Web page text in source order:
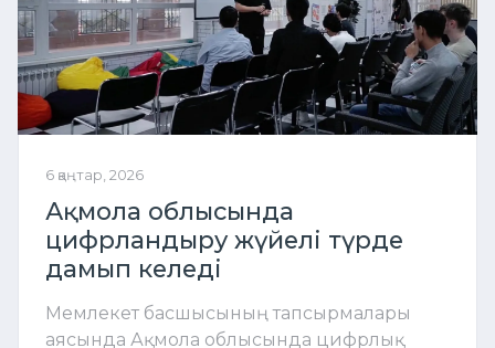
6 қаңтар, 2026
Ақмола облысында
цифрландыру жүйелі түрде
дамып келеді
Мемлекет басшысының тапсырмалары
аясында Ақмола облысында цифрлық